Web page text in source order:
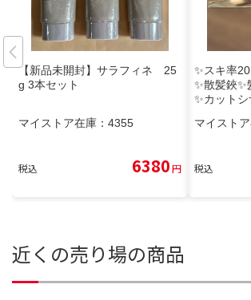
【新品未開封】サラフィネ 25
g 3本セット
マイストア在庫： 4355
税込 6380円
✨スキ率
✨散髪鋏✨
✨カットシ
マイストア
税込
近くの売り場の商品